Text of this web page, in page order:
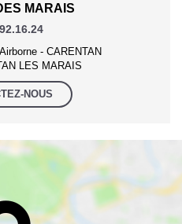
MARAIS
- CARENTAN
LES MARAIS
NOUS